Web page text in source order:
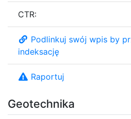
Geotechnika
CTR:
Podlinkuj swój wpis by
indeksację
Raportuj